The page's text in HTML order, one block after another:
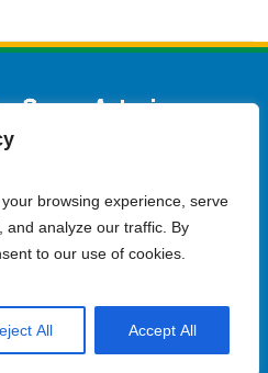
browsing experience, serve
and analyze our traffic. By
to our use of cookies.
All Accept All
Contactez-nous
Soeurs Antonines . all rights